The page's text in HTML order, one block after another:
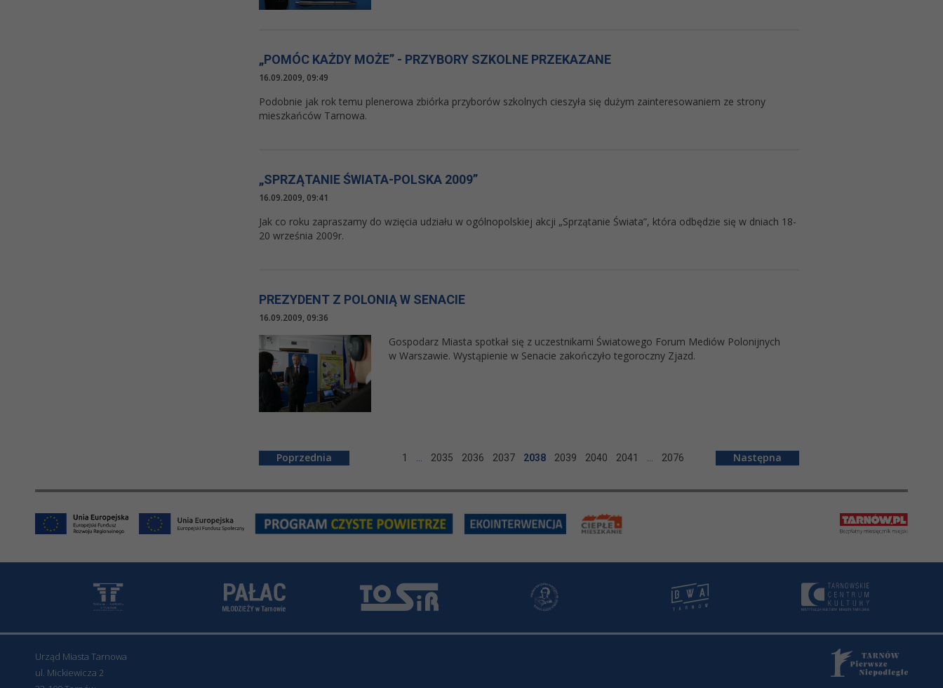
„POMÓC KAŻDY MOŻE” - PRZYBORY SZKOLNE PRZEKAZANE
16.09.2009, 09:49
Podobnie jak rok temu plenerowa zbiórka przyborów szkolnych cieszyła się dużym zainteresowaniem ze strony
mieszkańców Tarnowa.
„SPRZĄTANIE ŚWIATA-POLSKA 2009”
16.09.2009, 09:41
Jak co roku zapraszamy do wzięcia udziału w ogólnopolskiej akcji „Sprzątanie Świata”, która odbędzie się w dniach 18-
20 września 2009r.
PREZYDENT Z POLONIĄ W SENACIE
16.09.2009, 09:36
Gospodarz Miasta spotkał się z uczestnikami Światowego Forum Mediów Polonijnych
w Warszawie. Wystąpienie w Senacie zakończyło tegoroczny Zjazd.
1 2035 2036 2037 2038 2039 2040 2041 2076
Urząd Miasta Tarnowa
ul. Mickiewicza 2